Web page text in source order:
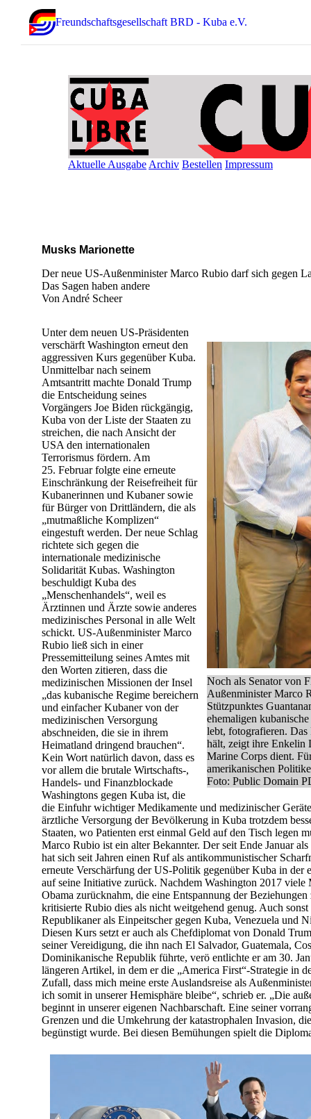
Freundschaftsgesellschaft BRD - Kuba e.V.
Aktuelle Ausgabe Archiv Bestellen Impressum
Musks Marionette
Der neue US-Außenminister Marco Rubio darf sich gegen
Das Sagen haben andere
Von André Scheer
Noch als Senator von
Außenminister Marco
Stützpunktes
ehemaligen
lebt, fotografieren.
hält, zeigt ihre Enkelin
Marine Corps dient.
amerikanischen
Foto: Public Domain
Unter dem neuen US-Präsidenten
verschärft Washington erneut den
aggressiven Kurs gegenüber Kuba.
Unmittelbar nach seinem
Amtsantritt machte Donald Trump
die Entscheidung seines
Vorgängers Joe Biden rückgängig,
Kuba von der Liste der Staaten zu
streichen, die nach Ansicht der
USA den internationalen
Terrorismus fördern. Am
25. Februar folgte eine erneute
Einschränkung der Reisefreiheit für
Kubanerinnen und Kubaner sowie
für Bürger von Drittländern, die als
„mutmaßliche Komplizen“
eingestuft werden. Der neue Schlag
richtete sich gegen die
internationale medizinische
Solidarität Kubas. Washington
beschuldigt Kuba des
„Menschenhandels“, weil es
Ärztinnen und Ärzte sowie anderes
medizinisches Personal in alle Welt
schickt. US-Außenminister Marco
Rubio ließ sich in einer
Pressemitteilung seines Amtes mit
den Worten zitieren, dass die
medizinischen Missionen der Insel
„das kubanische Regime bereichern
und einfacher Kubaner von der
medizinischen Versorgung
abschneiden, die sie in ihrem
Heimatland dringend brauchen“.
Kein Wort natürlich davon, dass es
vor allem die brutale Wirtschafts-,
Handels- und Finanzblockade
Washingtons gegen Kuba ist, die
die Einfuhr wichtiger Medikamente und medizinischer
ärztliche Versorgung der Bevölkerung in Kuba trotzdem
Staaten, wo Patienten erst einmal Geld auf den Tisch legen
Marco Rubio ist ein alter Bekannter. Der seit Ende Januar
hat sich seit Jahren einen Ruf als antikommunistischer
erneute Verschärfung der US-Politik gegenüber Kuba in
auf seine Initiative zurück. Nachdem Washington 2017
Obama zurücknahm, die eine Entspannung der
kritisierte Rubio dies als nicht weitgehend genug. Auch
Republikaner als Einpeitscher gegen Kuba, Venezuela und
Diesen Kurs setzt er auch als Chefdiplomat von Donald
seiner Vereidigung, die ihn nach El Salvador, Guatemala,
Dominikanische Republik führte, verö entlichte er am 30.
längeren Artikel, in dem er die „America First“-Strategie in
Zufall, dass mich meine erste Auslandsreise als
ich somit in unserer Hemisphäre bleibe“, schrieb er. „Die
beginnt in unserer eigenen Nachbarschaft. Eine seiner
Grenzen und die Umkehrung der katastrophalen Invasion,
begünstigt wurde. Bei diesen Bemühungen spielt die